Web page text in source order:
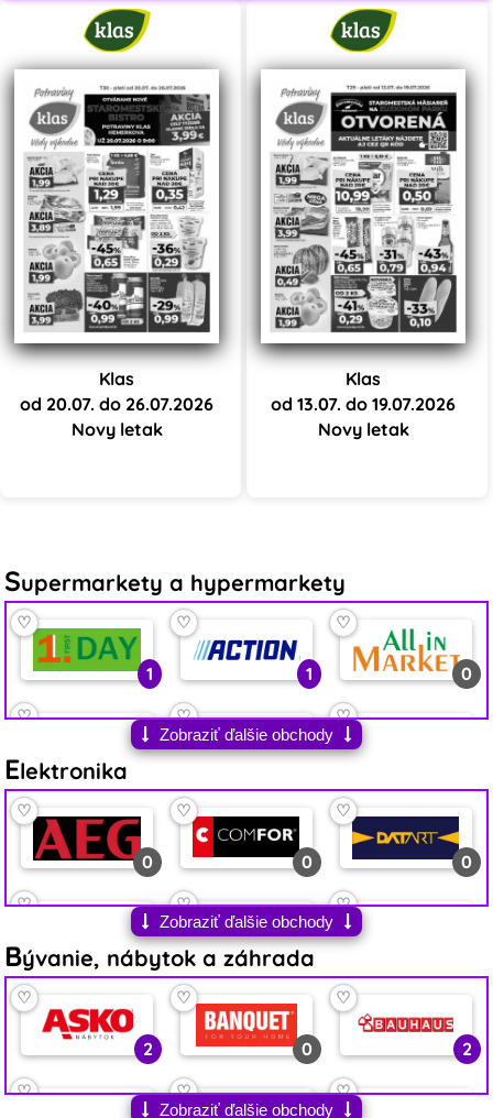
Klas
od 20.07. do 26.07.2026
Novy letak
Klas
od 13.07. do 19.07.2026
Novy letak
Supermarkety a hypermarkety
1
♡
1
♡
0
♡
♡ ♡ ♡
1
♡
5
♡
4
♡
0
♡
1
♡ ♡
0
♡
2
♡
1
♡
♡ ♡ ♡
Zobraziť ďalšie obchody
Elektronika
0
♡
0
♡
0
♡
0
♡
2
♡ ♡
0
♡
1
♡
0
♡
♡ ♡ ♡
Zobraziť ďalšie obchody
Bývanie, nábytok a záhrada
2
♡
0
♡
2
♡
♡ ♡ ♡
Zobraziť ďalšie obchody